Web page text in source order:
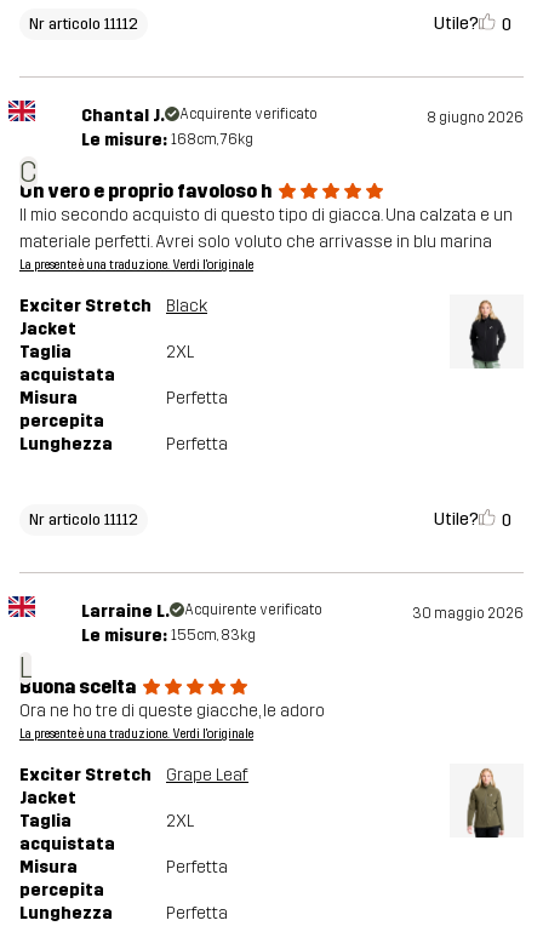
Nr articolo 11112 Utile? 0
C
Chantal J. Acquirente verificato 8 giugno 2026
Le misure: 168cm, 76kg
Un vero e proprio favoloso h
Il mio secondo acquisto di questo tipo di giacca. Una calzata e un
materiale perfetti. Avrei solo voluto che arrivasse in blu marina
La presente è una traduzione. Verdi l'originale
Exciter Stretch
Jacket
Black
Taglia
acquistata
2XL
Misura
percepita
Perfetta
Lunghezza Perfetta
Nr articolo 11112 Utile? 0
L
Larraine L. Acquirente verificato 30 maggio 2026
Le misure: 155cm, 83kg
Buona scelta
Ora ne ho tre di queste giacche, le adoro
La presente è una traduzione. Verdi l'originale
Exciter Stretch
Jacket
Grape Leaf
Taglia
acquistata
2XL
Misura
percepita
Perfetta
Lunghezza Perfetta